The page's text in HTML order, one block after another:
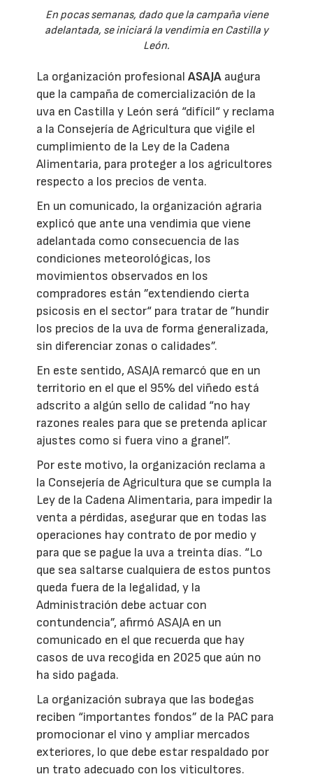
En pocas semanas, dado que la campaña viene
adelantada, se iniciará la vendimia en Castilla y
León.
La organización profesionalASAJA augura
que la campaña de comercialización de la
uva en Castilla y León será “difícil“ y reclama
a la Consejería de Agricultura que vigile el
cumplimiento de la Ley de la Cadena
Alimentaria, para proteger a los agricultores
respecto a los precios de venta.
En un comunicado, la organización agraria
explicó que ante una vendimia que viene
adelantada como consecuencia de las
condiciones meteorológicas, los
movimientos observados en los
compradores están ”extendiendo cierta
psicosis en el sector“ para tratar de ”hundir
los precios de la uva de forma generalizada,
sin diferenciar zonas o calidades”.
En este sentido, ASAJA remarcó que en un
territorio en el que el 95% del viñedo está
adscrito a algún sello de calidad “no hay
razones reales para que se pretenda aplicar
ajustes como si fuera vino a granel”.
Por este motivo, la organización reclama a
la Consejería de Agricultura que se cumpla la
Ley de la Cadena Alimentaria, para impedir la
venta a pérdidas, asegurar que en todas las
operaciones hay contrato de por medio y
para que se pague la uva a treinta días. “Lo
que sea saltarse cualquiera de estos puntos
queda fuera de la legalidad, y la
Administración debe actuar con
contundencia”, afirmó ASAJA en un
comunicado en el que recuerda que hay
casos de uva recogida en 2025 que aún no
ha sido pagada.
La organización subraya que las bodegas
reciben “importantes fondos” de la PAC para
promocionar el vino y ampliar mercados
exteriores, lo que debe estar respaldado por
un trato adecuado con los viticultores.